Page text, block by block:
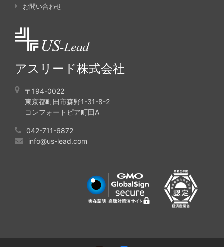
お問い合わせ
アスリード株式会社
〒194-0022
東京都町田市森野1-31-8-2
コンフォートピア町田A
042-711-6872
info@us-lead.com